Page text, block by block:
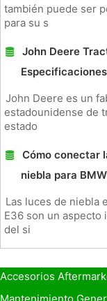
también puede ser
para su s
John Deere
John Deere es un
estadounidense de
estado
Cómo conectar
niebla para
Las luces de niebla
E36 son un aspecto
del si
Accesorios
Seguro de Coche